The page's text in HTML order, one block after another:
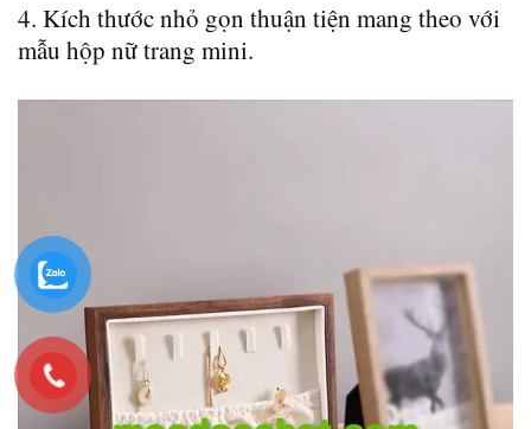
4. Kích thước nhỏ gọn thuận tiện mang theo với
mẫu hộp nữ trang mini.